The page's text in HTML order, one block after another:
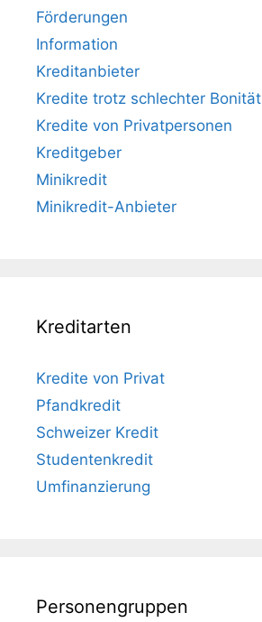
Förderungen
Information
Kreditanbieter
Kredite trotz schlechter Bonität
Kredite von Privatpersonen
Kreditgeber
Minikredit
Minikredit-Anbieter
Kreditarten
Kredite von Privat
Pfandkredit
Schweizer Kredit
Studentenkredit
Umfinanzierung
Personengruppen